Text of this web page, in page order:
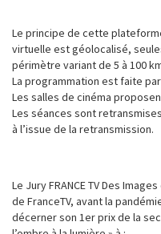
Le principe de cette
virtuelle est géolocalisé,
périmètre variant de 5 à 100
La programmation est faite
Les salles de cinéma
Les séances sont
à l’issue de la retransmission.
Le Jury FRANCE TV Des
de FranceTV, avant la
décerner son 1er prix de la